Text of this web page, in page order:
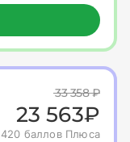
33 358₽
23 563₽
420 баллов Плюса